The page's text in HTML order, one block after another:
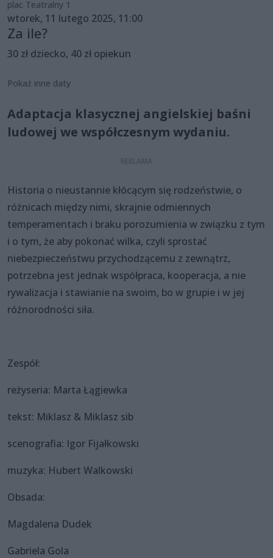
plac Teatralny 1
wtorek, 11 lutego 2025, 11:00
Za ile?
30 zł dziecko, 40 zł opiekun
Pokaż inne daty
Adaptacja klasycznej angielskiej baśni
ludowej we współczesnym wydaniu.
Historia o nieustannie kłócącym się rodzeństwie, o
różnicach między nimi, skrajnie odmiennych
temperamentach i braku porozumienia w związku z tym
i o tym, że aby pokonać wilka, czyli sprostać
niebezpieczeństwu przychodzącemu z zewnątrz,
potrzebna jest jednak współpraca, kooperacja, a nie
rywalizacja i stawianie na swoim, bo w grupie i w jej
różnorodności siła.
Zespół:
reżyseria: Marta Łągiewka
tekst: Miklasz & Miklasz sib
scenografia: Igor Fijałkowski
muzyka: Hubert Walkowski
Obsada:
Magdalena Dudek
Gabriela Gola